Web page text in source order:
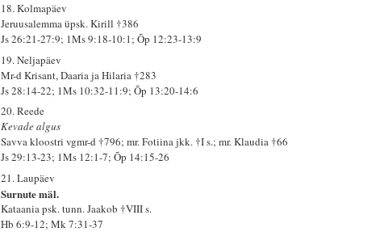
18. Kolmapäev
Jeruusalemma üpsk. Kirill †386
Js 26:21-27:9; 1Ms 9:18-10:1; Õp 12:23-13:9
19. Neljapäev
Mr-d Krisant, Daaria ja Hilaria †283
Js 28:14-22; 1Ms 10:32-11:9; Õp 13:20-14:6
20. Reede
Kevade algus
Savva kloostri vgmr-d †796; mr. Fotiina jkk. †I s.; mr. Klaudia †66
Js 29:13-23; 1Ms 12:1-7; Õp 14:15-26
21. Laupäev
Surnute mäl.
Kataania psk. tunn. Jaakob †VIII s.
Hb 6:9-12; Mk 7:31-37